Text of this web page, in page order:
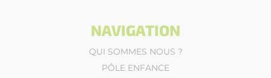
NAVIGATION
QUI SOMMES NOUS ?
PÔLE ENFANCE